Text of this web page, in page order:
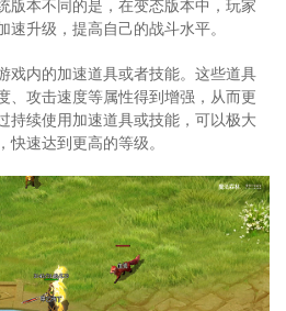
版本不同的是，在变态版本中，玩家
升级，提高自己的战斗水平。
戏内的加速道具或者技能。这些道具
、攻击速度等属性得到增强，从而更
持续使用加速道具或技能，可以极大
速达到更高的等级。